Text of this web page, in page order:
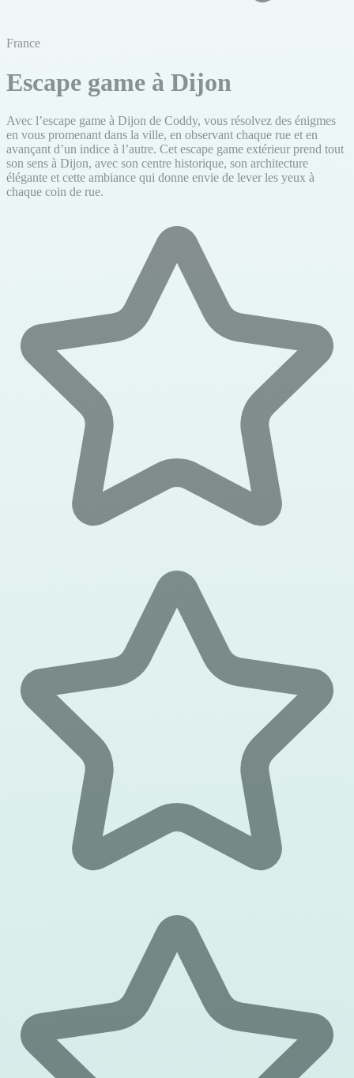
France
Escape game à Dijon
Avec l’escape game à Dijon de Coddy, vous résolvez des énigmes
en vous promenant dans la ville, en observant chaque rue et en
avançant d’un indice à l’autre. Cet escape game extérieur prend tout
son sens à Dijon, avec son centre historique, son architecture
élégante et cette ambiance qui donne envie de lever les yeux à
chaque coin de rue.